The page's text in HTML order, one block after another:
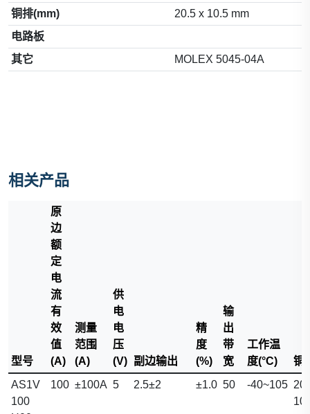
铜排(mm)
20.5 x 10.5 mm
电路板
其它
MOLEX 5045-04A
相关产品
型号
原
边
额
定
电
流
有
效
值
(A)
测量
范围
(A)
供
电
电
压
(V) 副边输出
精
度
(%)
输
出
带
宽
工作温
度(°C)
铜
AS1V
100
100 ±100A 5 2.5±2 ±1.0 50 -40~105